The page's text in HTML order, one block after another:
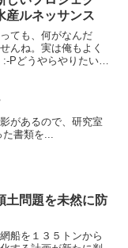
産ルネッサンス
ても、何がなんだ
んね。実は俺もよく
Pどうやらやりたいよ
わけですよ。ノルウ
エ...
があるので、研究室
溜まった書類を...
土問題を未然に防
船を１３５トンから